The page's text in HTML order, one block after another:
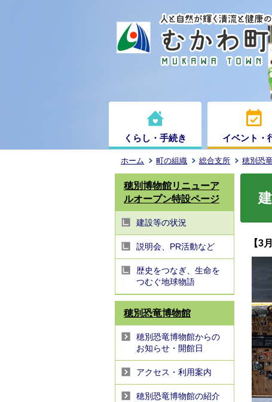
くらし・手続き イベント・
ホーム 町の組織 総合支所 穂別恐
穂別博物館リニューア
ルオープン特設ページ
建設等の状況
説明会、PR活動など
歴史をつなぎ、生命を
つむぐ地球物語
穂別恐竜博物館
穂別恐竜博物館からの
お知らせ・開館日
アクセス・利用案内
穂別恐竜博物館の紹介
【3